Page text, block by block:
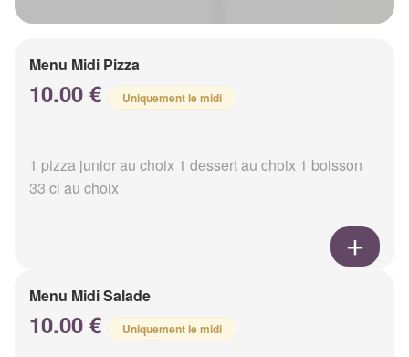
Menu Midi Pizza
10.00 € Uniquement le midi
1 pizza junior au choix 1 dessert au choix 1 boisson
33 cl au choix
Menu Midi Salade
10.00 € Uniquement le midi